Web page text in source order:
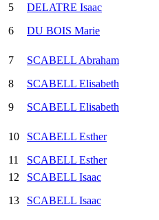
5
DELATRE Isaac
6
DU BOIS Marie
7 SCABELL Abraham
8
SCABELL Elisabeth
9
SCABELL Elisabeth
10 SCABELL Esther
11
SCABELL Esther
12
SCABELL Isaac
13
SCABELL Isaac